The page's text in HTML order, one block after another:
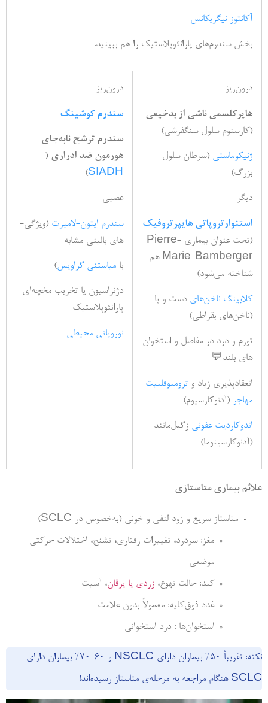
آکانتوز نیگریکانس
بخش سندرم­‌های پارانئوپلاستیک را هم ببینید.
درون­‌ریز
هاپرکلسمی ناشی از بدخیمی
(کارسنوم سلول سنگفرشی)
ژنیکوماستی (سرطان سلول
بزرگ)
دیگر
استئوارتروپاتی هایپرتروفیک
(تحت عنوان بیماری Pierre-
Marie-Bamberger هم
شناخته می‌­شود)
کلابینگ ناخن‌های دست و پا
(ناخن‌های بقراطی)
تورم و درد در مفاصل و استخوان­‌
های بلند💬
انعقادپذیری زیاد و ترومبوفلبیت
مهاجر (آدنوکارسیوم)
اندوکاردیت عفونی زگیل­‌مانند
(آدنوکارسینوما)
درون­‌ریز
سندرم کوشینگ
سندرم ترشح نابه­‌جای
هورمون ضد ادراری (
SIADH
)
عصبی
سندرم ایتون-لامبرت(ویژگی‌­
های بالینی مشابه
با میاستنی گراویس)
دژنراسیون یا تخریب مخچه‌­ای
پارانئوپلاستیک
نوروپاتی محیطی
علائم بیماری متاستازی
متاستاز سریع و زود لنفی و خونی (به‌­خصوص در SCLC)
مغز: سردرد، تغییرات رفتاری، تشنج، اختلالات حرکتی
موضعی
کبد: حالت تهوع، زردی یا یرقان، آسیت
غدد فوق­‌کلیه: معمولاً بدون علامت
استخوان­‌ها : درد استخوانی
نکته: تقریباً 50% بیماران دارای NSCLC و 60-70% بیماران دارای
SCLC هنگام مراجعه به مرحله­‌ی متاستاز رسیده‌­اند!